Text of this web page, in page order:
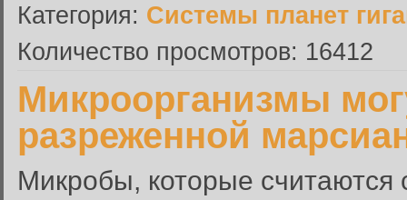
Категория: Системы планет
Количество просмотров: 16412
Микроорганизмы
разреженной
Микробы, которые